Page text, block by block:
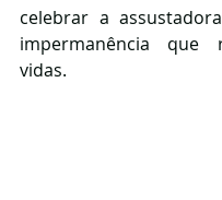
celebrar a
impermanência que
vidas.